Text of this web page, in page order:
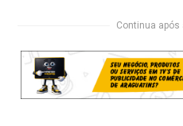
Continua após